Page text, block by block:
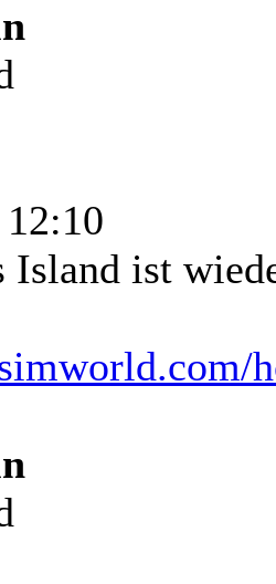
Island ist